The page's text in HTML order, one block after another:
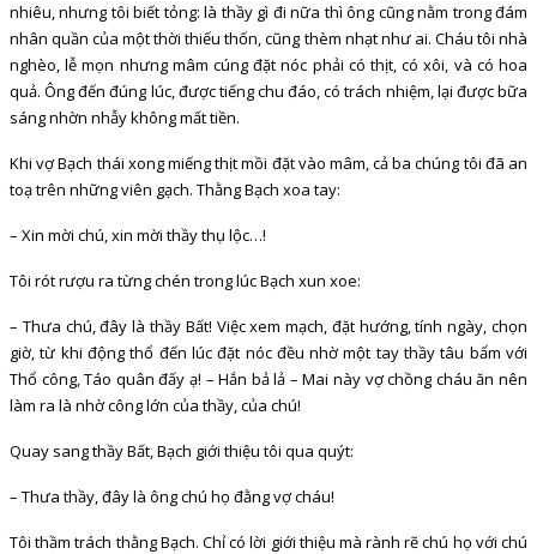
nhiêu, nhưng tôi biết tỏng: là thầy gì đi nữa thì ông cũng nằm trong đám
nhân quần của một thời thiếu thốn, cũng thèm nhạt như ai. Cháu tôi nhà
nghèo, lễ mọn nhưng mâm cúng đặt nóc phải có thịt, có xôi, và có hoa
quả. Ông đến đúng lúc, được tiếng chu đáo, có trách nhiệm, lại được bữa
sáng nhờn nhẫy không mất tiền.
Khi vợ Bạch thái xong miếng thịt mồi đặt vào mâm, cả ba chúng tôi đã an
toạ trên những viên gạch. Thằng Bạch xoa tay:
– Xin mời chú, xin mời thầy thụ lộc…!
Tôi rót rượu ra từng chén trong lúc Bạch xun xoe:
– Thưa chú, đây là thầy Bất! Việc xem mạch, đặt hướng, tính ngày, chọn
giờ, từ khi động thổ đến lúc đặt nóc đều nhờ một tay thầy tâu bẩm với
Thổ công, Táo quân đấy ạ! – Hắn bả lả – Mai này vợ chồng cháu ăn nên
làm ra là nhờ công lớn của thầy, của chú!
Quay sang thầy Bất, Bạch giới thiệu tôi qua quýt:
– Thưa thầy, đây là ông chú họ đằng vợ cháu!
Tôi thầm trách thằng Bạch. Chỉ có lời giới thiệu mà rành rẽ chú họ với chú